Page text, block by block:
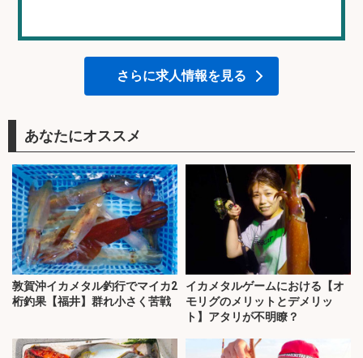
さらに求人情報を見る
あなたにオススメ
敦賀沖イカメタル釣行でマイカ2
桁釣果【福井】群れ小さく苦戦
イカメタルゲームにおける【オ
モリグのメリットとデメリッ
ト】アタリが不明瞭？